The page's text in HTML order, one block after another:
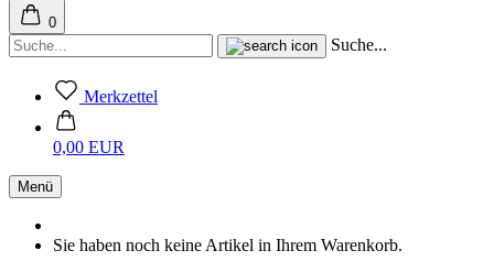
0
Suche...
Merkzettel
0,00 EUR
Menü
Sie haben noch keine Artikel in Ihrem Warenkorb.